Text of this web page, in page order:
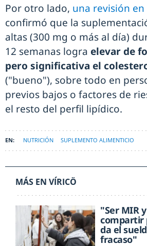
Por otro lado, una revisión en
confirmó que la
altas (300 mg o más al día)
12 semanas logra elevar de
pero significativa el
("bueno"), sobre todo en
previos bajos o factores de
el resto del perfil lipídico.
NUTRICIÓN SUPLEMENTO ALIMENTICIO
MÁS EN VÍRICÖ
"Ser MIR
compartir
da el
fracaso"